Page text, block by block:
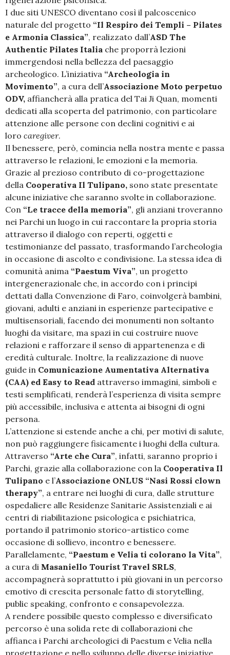
I due siti UNESCO diventano così il palcoscenico
naturale del progetto “Il Respiro dei Templi – Pilates
e Armonia Classica”, realizzato dall’ASD The
Authentic Pilates Italia che proporrà lezioni
immergendosi nella bellezza del paesaggio
archeologico. L’iniziativa “Archeologia in
Movimento”, a cura dell’Associazione Moto perpetuo
ODV, affiancherà alla pratica del Tai Ji Quan, momenti
dedicati alla scoperta del patrimonio, con particolare
attenzione alle persone con declini cognitivi e ai
loro caregiver.
Il benessere, però, comincia nella nostra mente e passa
attraverso le relazioni, le emozioni e la memoria.
Grazie al prezioso contributo di co-progettazione
della Cooperativa Il Tulipano, sono state presentate
alcune iniziative che saranno svolte in collaborazione.
Con “Le tracce della memoria”, gli anziani troveranno
nei Parchi un luogo in cui raccontare la propria storia
attraverso il dialogo con reperti, oggetti e
testimonianze del passato, trasformando l’archeologia
in occasione di ascolto e condivisione. La stessa idea di
comunità anima “Paestum Viva”, un progetto
intergenerazionale che, in accordo con i principi
dettati dalla Convenzione di Faro, coinvolgerà bambini,
giovani, adulti e anziani in esperienze partecipative e
multisensoriali, facendo dei monumenti non soltanto
luoghi da visitare, ma spazi in cui costruire nuove
relazioni e rafforzare il senso di appartenenza e di
eredità culturale. Inoltre, la realizzazione di nuove
guide in Comunicazione Aumentativa Alternativa
(CAA) ed Easy to Read attraverso immagini, simboli e
testi semplificati, renderà l’esperienza di visita sempre
più accessibile, inclusiva e attenta ai bisogni di ogni
persona.
L’attenzione si estende anche a chi, per motivi di salute,
non può raggiungere fisicamente i luoghi della cultura.
Attraverso “Arte che Cura”, infatti, saranno proprio i
Parchi, grazie alla collaborazione con la Cooperativa Il
Tulipano e l’Associazione ONLUS “Nasi Rossi clown
therapy”, a entrare nei luoghi di cura, dalle strutture
ospedaliere alle Residenze Sanitarie Assistenziali e ai
centri di riabilitazione psicologica e psichiatrica,
portando il patrimonio storico-artistico come
occasione di sollievo, incontro e benessere.
Parallelamente, “Paestum e Velia ti colorano la Vita”,
a cura di Masaniello Tourist Travel SRLS,
accompagnerà soprattutto i più giovani in un percorso
emotivo di crescita personale fatto di storytelling,
public speaking, confronto e consapevolezza.
A rendere possibile questo complesso e diversificato
percorso è una solida rete di collaborazioni che
affianca i Parchi archeologici di Paestum e Velia nella
progettazione e nello sviluppo delle diverse iniziative,